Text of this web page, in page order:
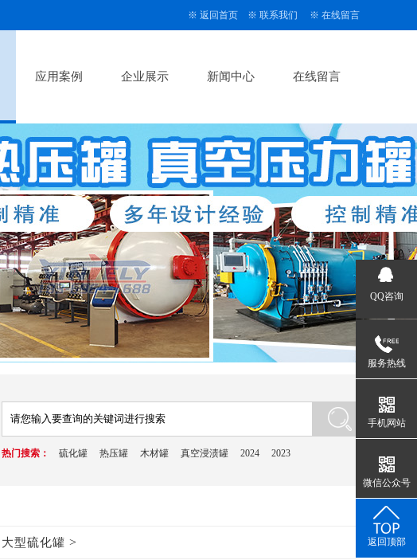
※ 返回首页 ※ 联系我们 ※ 在线留言
应用案例 企业展示 新闻中心 在线留言
热门搜索： 硫化罐 热压罐 木材罐 真空浸渍罐 2024 2023
大型硫化罐 >
QQ咨询
服务热线
手机网站
微信公众号
返回顶部